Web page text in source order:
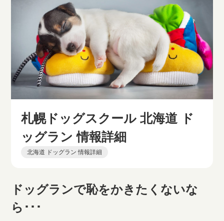
札幌ドッグスクール 北海道 ド
ッグラン 情報詳細
北海道 ドッグラン 情報詳細
ドッグランで恥をかきたくないな
ら･･･